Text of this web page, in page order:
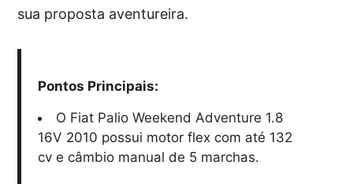
sua proposta aventureira.
Pontos Principais:
O Fiat Palio Weekend Adventure 1.8
16V 2010 possui motor flex com até 132
cv e câmbio manual de 5 marchas.